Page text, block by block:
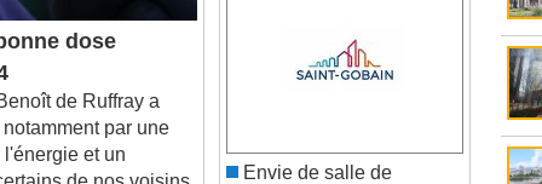
dose
de Ruffray a
par une
et un
de nos voisins
bainsgdbf recrute un(e)